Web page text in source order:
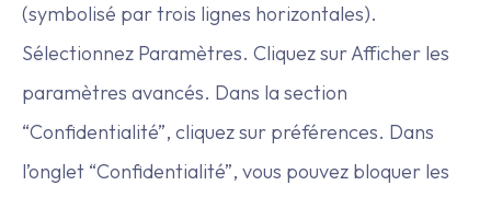
(symbolisé par trois lignes horizontales).
Sélectionnez Paramètres. Cliquez sur Afficher les
paramètres avancés. Dans la section
“Confidentialité”, cliquez sur préférences. Dans
l’onglet “Confidentialité”, vous pouvez bloquer les